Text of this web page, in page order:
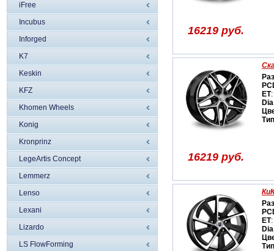
iFree
Incubus
Inforged
K7
Keskin
KFZ
Khomen Wheels
Konig
Kronprinz
LegeArtis Concept
Lemmerz
Lenso
Lexani
Lizardo
LS FlowForming
16219 руб.
ET
Dia
Тип
16219 руб.
ET
Dia
Тип